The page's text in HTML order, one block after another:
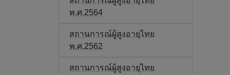
พ.ศ.2564
สถานการณ์ผู้สูงอายุไทย
พ.ศ.2562
สถานการณ์ผู้สูงอายุไทย